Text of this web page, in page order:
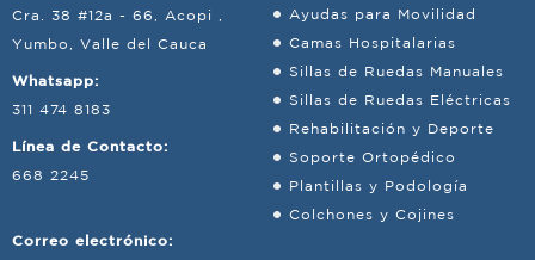
Cra. 38 #12a - 66, Acopi ,
Yumbo, Valle del Cauca
Whatsapp:
311 474 8183
Línea de Contacto:
668 2245
Correo electrónico:
Ayudas para Movilidad
Camas Hospitalarias
Sillas de Ruedas Manuales
Sillas de Ruedas Eléctricas
Rehabilitación y Deporte
Soporte Ortopédico
Plantillas y Podología
Colchones y Cojines